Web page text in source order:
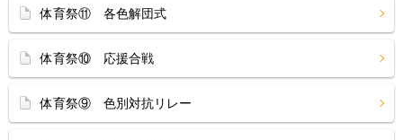
体育祭⑪ 各色解団式
体育祭⑩ 応援合戦
体育祭⑨ 色別対抗リレー